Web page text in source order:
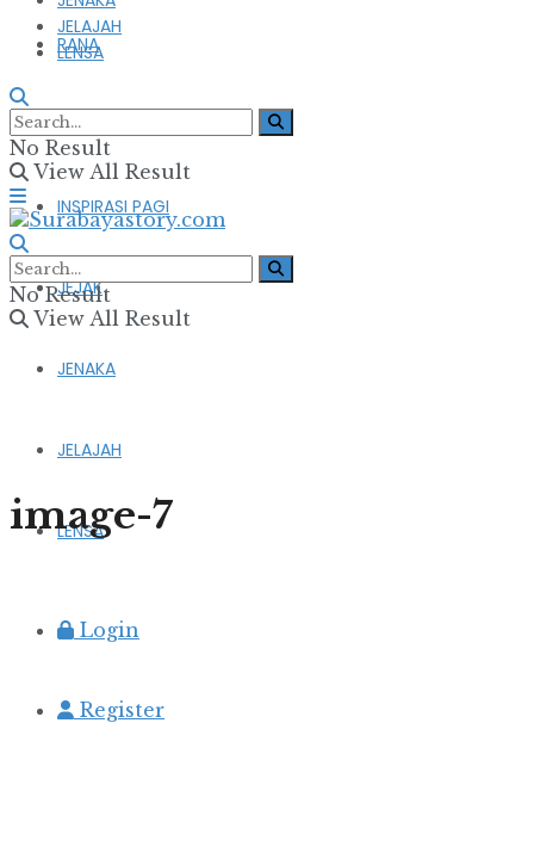
RANA
FIKSI & PUISI
INSPIRASI PAGI
JEJAK
JENAKA
JELAJAH
LENSA
Login
Register
JELAJAH
LENSA
No Result
View All Result
No Result
View All Result
image-7